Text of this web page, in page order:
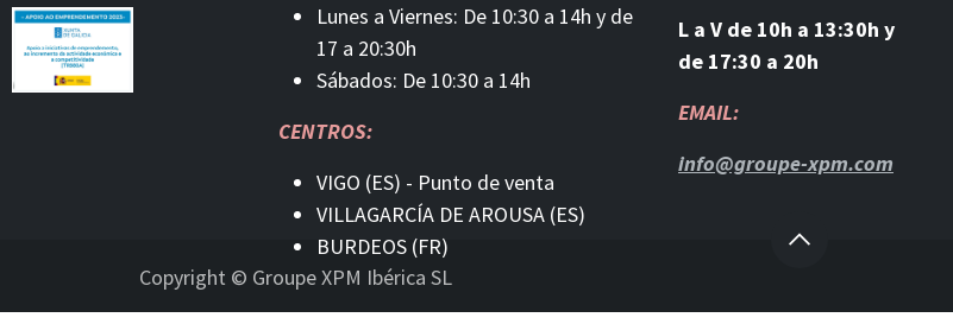
Lunes a Viernes: De 10:30 a 14h y de
17 a 20:30h
Sábados: De 10:30 a 14h
CENTROS:
VIGO (ES) - Punto de venta
VILLAGARCÍA DE AROUSA (ES)
BURDEOS (FR)
L a V de 10h a 13:30h y
de 17:30 a 20h
EMAIL:
info@groupe-xpm.com
Copyright © Groupe XPM Ibérica SL